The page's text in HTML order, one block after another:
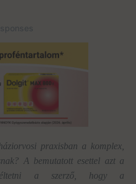
praxisban a komplex,
A bemutatott esettel azt a
a szerző, hogy a